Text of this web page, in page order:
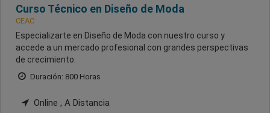
Curso Técnico en Diseño de Moda
CEAC
Especializarte en Diseño de Moda con nuestro curso y
accede a un mercado profesional con grandes perspectivas
de crecimiento.
Duración: 800 Horas
Online , A Distancia